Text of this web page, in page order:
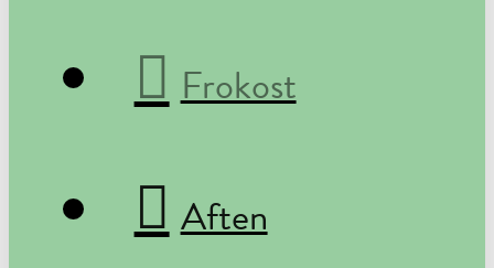
Frokost
Aften